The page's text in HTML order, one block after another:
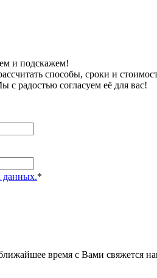
и подскажем!
способы, сроки и
с радостью согласуем её для вас!
данных.*
время с Вами свяжется